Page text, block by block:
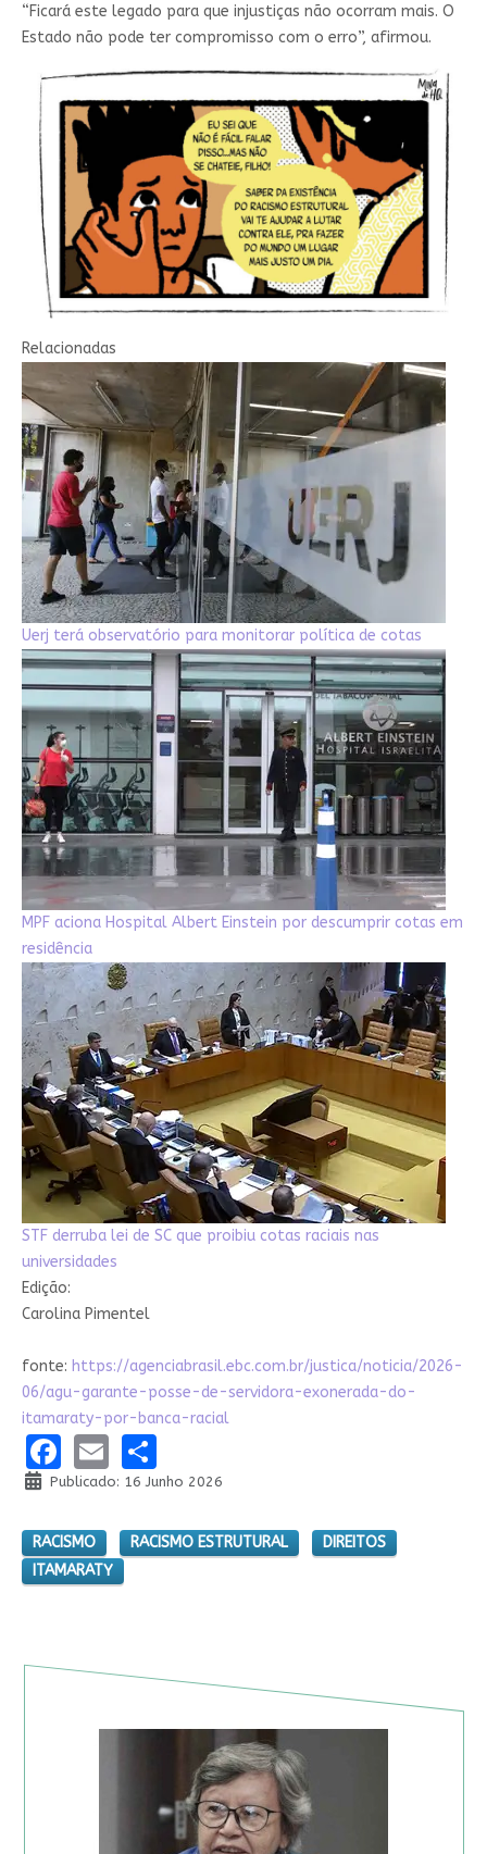
“Ficará este legado para que injustiças não ocorram mais. O
Estado não pode ter compromisso com o erro”, afirmou.
Relacionadas
Uerj terá observatório para monitorar política de cotas
MPF aciona Hospital Albert Einstein por descumprir cotas em
residência
STF derruba lei de SC que proibiu cotas raciais nas
universidades
Edição:
Carolina Pimentel
fonte: https://agenciabrasil.ebc.com.br/justica/noticia/2026-
06/agu-garante-posse-de-servidora-exonerada-do-
itamaraty-por-banca-racial
Facebook
EmailShare
Publicado: 16 Junho 2026
RACISMO RACISMO ESTRUTURAL
DIREITOS
ITAMARATY